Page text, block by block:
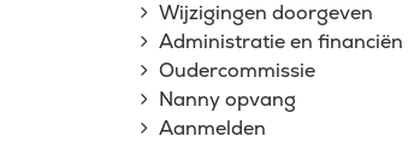
Wijzigingen doorgeven
Administratie en financiën
Oudercommissie
Nanny opvang
Aanmelden